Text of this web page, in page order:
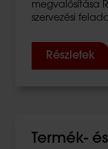
megvalósítása
szervezési
Részletek
Termék-